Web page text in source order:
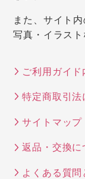
また、サイト
写真・イラスト
ご利用ガイ
特定商取引
サイトマップ
返品・交換に
よくある質問